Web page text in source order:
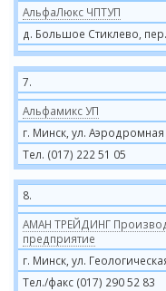
АльфаЛюкс ЧПТУП
д. Большое Стиклево,
7.
Альфамикс УП
г. Минск, ул. Аэродромная
Тел. (017) 222 51 05
8.
АМАН ТРЕЙДИНГ
предприятие
г. Минск, ул.
Тел./факс (017) 290 52 83